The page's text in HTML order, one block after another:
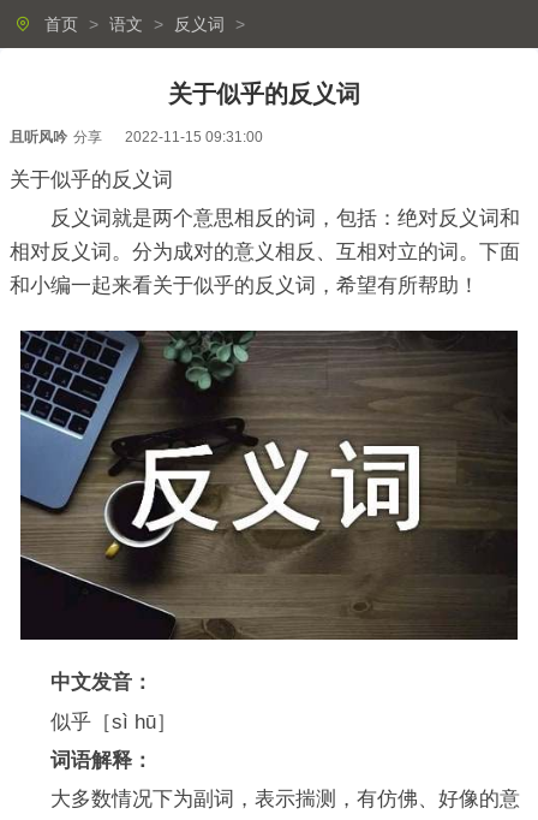
首页 > 语文 > 反义词 >
关于似乎的反义词
且听风吟 分享 2022-11-15 09:31:00
关于似乎的反义词
反义词就是两个意思相反的词，包括：绝对反义词和
相对反义词。分为成对的意义相反、互相对立的词。下面
和小编一起来看关于似乎的反义词，希望有所帮助！
中文发音：
似乎［sì hū］
词语解释：
大多数情况下为副词，表示揣测，有仿佛、好像的意